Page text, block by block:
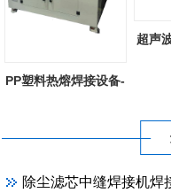
PP塑料热熔焊接设备-
超声
除尘滤芯中缝焊接机焊